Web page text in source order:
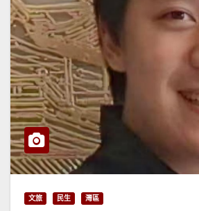
文旅 民生 灣區